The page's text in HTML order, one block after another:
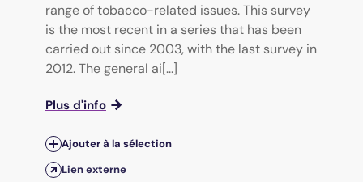
range of tobacco-related issues. This survey
is the most recent in a series that has been
carried out since 2003, with the last survey in
2012. The general ai[...]
Plus d'info
Ajouter à la sélection
Lien externe